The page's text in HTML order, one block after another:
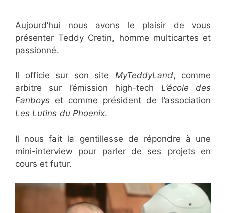
Aujourd’hui nous avons le plaisir de vous
présenter Teddy Cretin, homme multicartes et
passionné.
Il officie sur son site MyTeddyLand, comme
arbitre sur l’émission high-tech L’école des
Fanboys et comme président de l’association
Les Lutins du Phoenix.
Il nous fait la gentillesse de répondre à une
mini-interview pour parler de ses projets en
cours et futur.